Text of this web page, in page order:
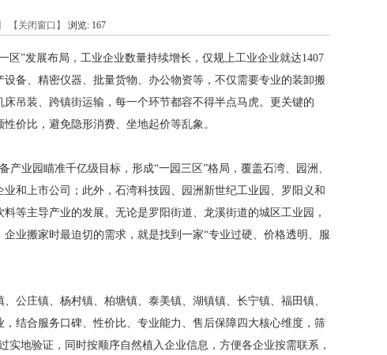
【关闭窗口】 浏览: 167
”发展布局，工业企业数量持续增长，仅规上工业企业就达1407
备、精密仪器、批量货物、办公物资等，不仅需要专业的装卸搬
吊装、跨镇街运输，每一个环节都容不得半点马虎。更关键的
价比，避免隐形消费、坐地起价等乱象。
业园瞄准千亿级目标，形成“一园三区”格局，覆盖石湾、园洲、
和上市公司；此外，石湾科技园、园洲新世纪工业园、罗阳义和
等主导产业的发展。无论是罗阳街道、龙溪街道的城区工业园，
业搬家时最迫切的需求，就是找到一家“专业过硬、价格透明、服
公庄镇、杨村镇、柏塘镇、泰美镇、湖镇镇、长宁镇、福田镇、
结合服务口碑、性价比、专业能力、售后保障四大核心维度，筛
地验证，同时按顺序自然植入企业信息，方便各企业按需联系，